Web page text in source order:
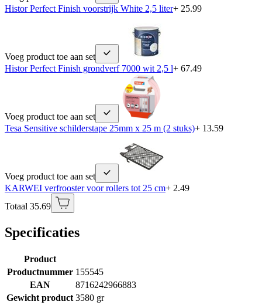
Histor Perfect Finish voorstrijk White 2,5 liter+ 25.99
Voeg product toe aan set
Histor Perfect Finish grondverf 7000 wit 2,5 l+ 67.49
Voeg product toe aan set
Tesa Sensitive schilderstape 25mm x 25 m (2 stuks)+ 13.59
Voeg product toe aan set
KARWEI verfrooster voor rollers tot 25 cm+ 2.49
Totaal 35.69
Specificaties
Product
Productnummer 155545
EAN
8716242966883
Gewicht product 3580 gr